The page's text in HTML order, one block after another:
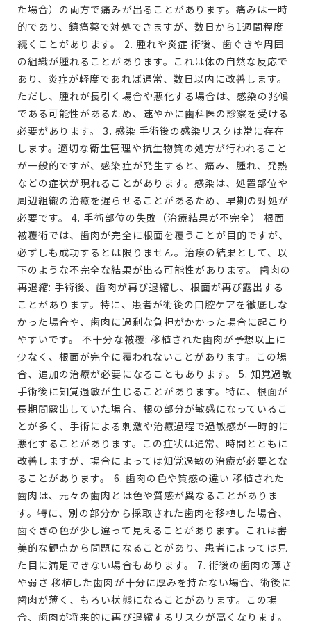
た場合）の両方で痛みが出ることがあります。痛みは一時
的であり、鎮痛薬で対処できますが、数日から1週間程度
続くことがあります。 2. 腫れや炎症 術後、歯ぐきや周囲
の組織が腫れることがあります。これは体の自然な反応で
あり、炎症が軽度であれば通常、数日以内に改善します。
ただし、腫れが長引く場合や悪化する場合は、感染の兆候
である可能性があるため、速やかに歯科医の診察を受ける
必要があります。 3. 感染 手術後の感染リスクは常に存在
します。適切な衛生管理や抗生物質の処方が行われること
が一般的ですが、感染症が発生すると、痛み、腫れ、発熱
などの症状が現れることがあります。感染は、処置部位や
周辺組織の治癒を遅らせることがあるため、早期の対処が
必要です。 4. 手術部位の失敗（治療結果が不完全） 根面
被覆術では、歯肉が完全に根面を覆うことが目的ですが、
必ずしも成功するとは限りません。治療の結果として、以
下のような不完全な結果が出る可能性があります。 歯肉の
再退縮: 手術後、歯肉が再び退縮し、根面が再び露出する
ことがあります。特に、患者が術後の口腔ケアを徹底しな
かった場合や、歯肉に過剰な負担がかかった場合に起こり
やすいです。 不十分な被覆: 移植された歯肉が予想以上に
少なく、根面が完全に覆われないことがあります。この場
合、追加の治療が必要になることもあります。 5. 知覚過敏
手術後に知覚過敏が生じることがあります。特に、根面が
長期間露出していた場合、根の部分が敏感になっているこ
とが多く、手術による刺激や治癒過程で過敏感が一時的に
悪化することがあります。この症状は通常、時間とともに
改善しますが、場合によっては知覚過敏の治療が必要とな
ることがあります。 6. 歯肉の色や質感の違い 移植された
歯肉は、元々の歯肉とは色や質感が異なることがありま
す。特に、別の部分から採取された歯肉を移植した場合、
歯ぐきの色が少し違って見えることがあります。これは審
美的な観点から問題になることがあり、患者によっては見
た目に満足できない場合もあります。 7. 術後の歯肉の薄さ
や弱さ 移植した歯肉が十分に厚みを持たない場合、術後に
歯肉が薄く、もろい状態になることがあります。この場
合、歯肉が将来的に再び退縮するリスクが高くなります。